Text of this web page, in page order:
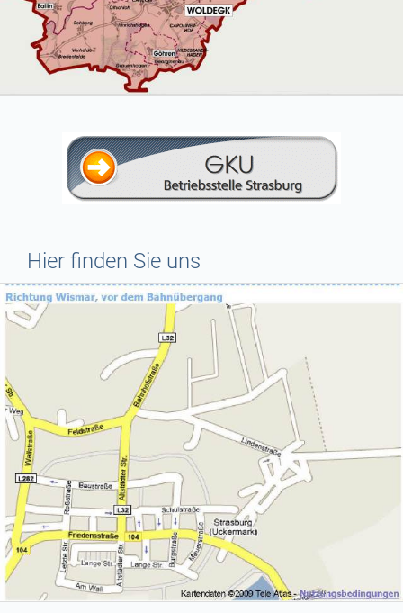
Hier finden Sie uns